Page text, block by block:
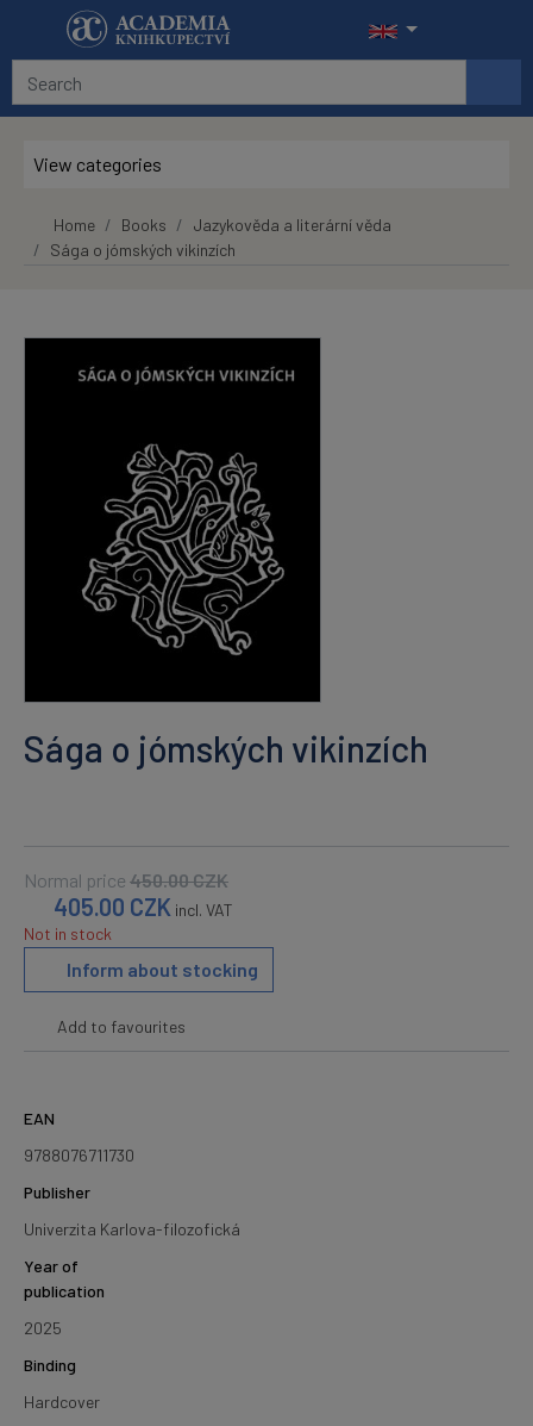
Skip to main content
View categories
Home Books
Jazykověda a literární věda
Sága o jómských vikinzích
Sága o jómských vikinzích
Normal price 450.00CZK
405.00 CZK incl. VAT
Not in stock
Inform about stocking
Add to favourites
EAN
9788076711730
Publisher
Univerzita Karlova-filozofická
Year of
publication
2025
Binding
Hardcover